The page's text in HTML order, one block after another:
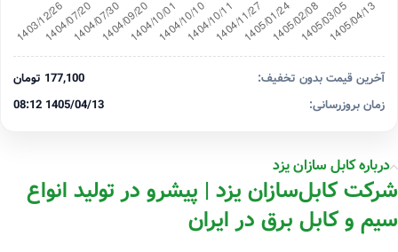
آخرین قیمت بدون تخفیف:
177,100 تومان
زمان بروزرسانی:
1405/04/13 08:12
درباره کابل سازان یزد
شرکت کابل‌سازان یزد | پیشرو در تولید انواع
سیم و کابل برق در ایران